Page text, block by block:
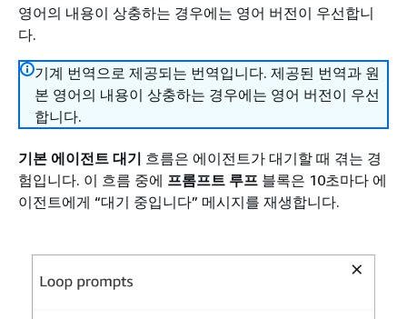
영어의 내용이 상충하는 경우에는 영어 버전이 우선합니
다.
기계 번역으로 제공되는 번역입니다. 제공된 번역과 원
본 영어의 내용이 상충하는 경우에는 영어 버전이 우선
합니다.
기본 에이전트 대기 흐름은 에이전트가 대기할 때 겪는 경
험입니다. 이 흐름 중에 프롬프트 루프 블록은 10초마다 에
이전트에게 “대기 중입니다” 메시지를 재생합니다.